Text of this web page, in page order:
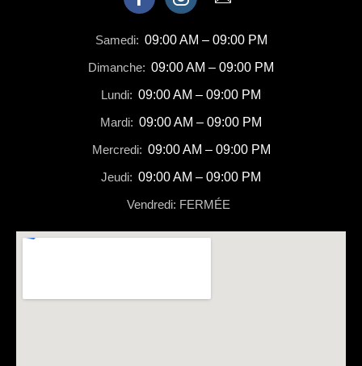
Samedi: 09:00 AM – 09:00 PM
Dimanche: 09:00 AM – 09:00 PM
Lundi: 09:00 AM – 09:00 PM
Mardi: 09:00 AM – 09:00 PM
Mercredi: 09:00 AM – 09:00 PM
Jeudi: 09:00 AM – 09:00 PM
Vendredi: FERMÉE